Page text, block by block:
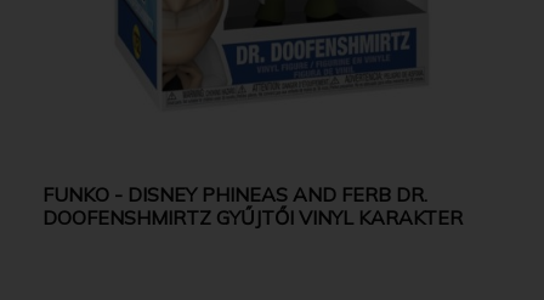
FUNKO - DISNEY PHINEAS AND FERB DR.
DOOFENSHMIRTZ GYŰJTŐI VINYL KARAKTER